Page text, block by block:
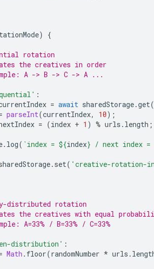
)
{
rotation
the creatives in order
A -> B -> C -> A ...
:
= await sharedStorage.get(
parseInt(currentIndex, 10);
= (index + 1 ) % urls . length ;
. log( `index = ${index} / next index =
. set( 'creative-rotation-
distributed rotation
the creatives with equal
A=33% / B=33% / C=33%
distribution' :
Math . floor(randomNumber * urls .